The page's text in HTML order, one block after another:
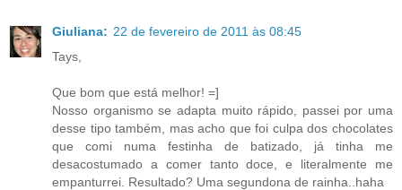
Giuliana: 22 de fevereiro de 2011 às 08:45
Tays,
Que bom que está melhor! =]
Nosso organismo se adapta muito rápido, passei por uma
desse tipo também, mas acho que foi culpa dos chocolates
que comi numa festinha de batizado, já tinha me
desacostumado a comer tanto doce, e literalmente me
empanturrei. Resultado? Uma segundona de rainha..haha